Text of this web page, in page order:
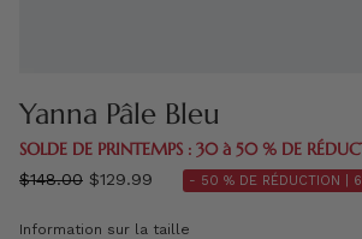
Yanna Pâle Bleu
SOLDE DE PRINTEMPS : 30 à 50 % DE
régulier
$148.00 $129.99 - 50 % DE RÉDUCTION |
Information sur la taille